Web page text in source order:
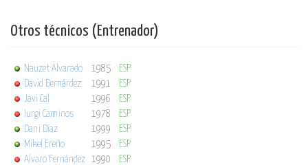
Otros técnicos (Entrenador)
Nauzet Alvarado 1985 ESP
David Bernárdez
1991 ESP
Javi Cal
1996 ESP
Iurgi Caminos
1978 ESP
Dani Díaz
1999 ESP
Mikel Ereño
1995 ESP
Alvaro Fernández
1990 ESP